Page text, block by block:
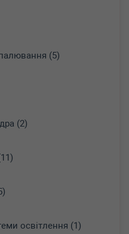
(5)
(2)
освітлення (1)